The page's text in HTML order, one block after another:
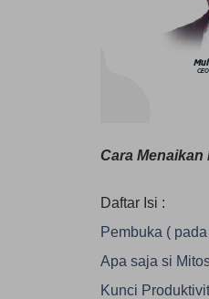
Cara
Daftar Isi :
Pembuka (
Apa saja si
Kunci